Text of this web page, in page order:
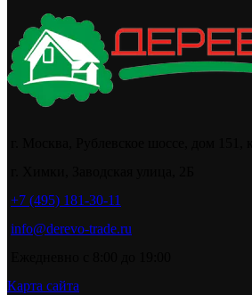
+7 (495) 181-30-11
info@derevo-trade.ru
Карта сайта